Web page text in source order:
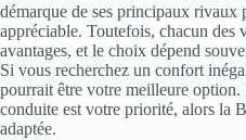
démarque de ses principaux rivaux
appréciable. Toutefois, chacun des
avantages, et le choix dépend
Si vous recherchez un confort
pourrait être votre meilleure
conduite est votre priorité, alors la
adaptée.